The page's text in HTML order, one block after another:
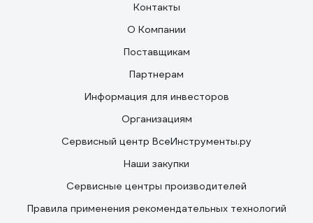
Контакты
О Компании
Поставщикам
Партнерам
Информация для инвесторов
Организациям
Сервисный центр ВсеИнструменты.ру
Наши закупки
Сервисные центры производителей
Правила применения рекомендательных технологий